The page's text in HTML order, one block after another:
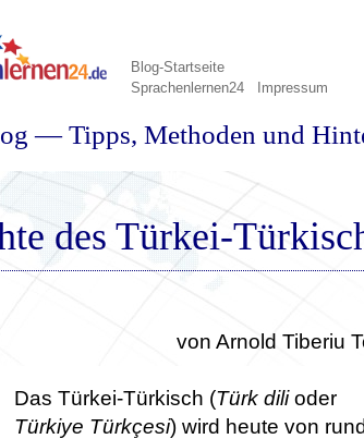
Blog-Startseite
Sprachenlernen24
Impressum
— Tipps, Methoden und
des Türkei-
von Arnold Tiberiu
Das Türkei-Türkisch (Türk dilioder
Türkiye Türkçesi) wird heute von